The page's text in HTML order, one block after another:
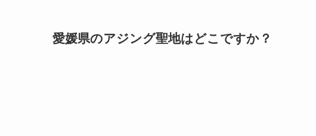
愛媛県のアジング聖地はどこですか？